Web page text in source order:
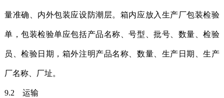
量准确、内外包装应设防潮层。箱内应放入生产厂包装检验
单，包装检验单应包括产品名称、号型、批号、数量、检验
员、检验日期，箱外注明产品名称、数量、生产日期、生产
厂名称、厂址。
9.2 运输